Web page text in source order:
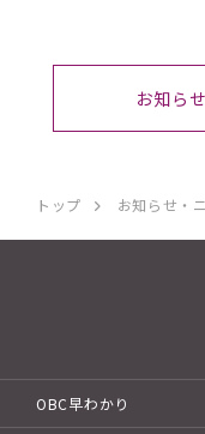
トップ お知らせ・
お知ら
OBC早わかり